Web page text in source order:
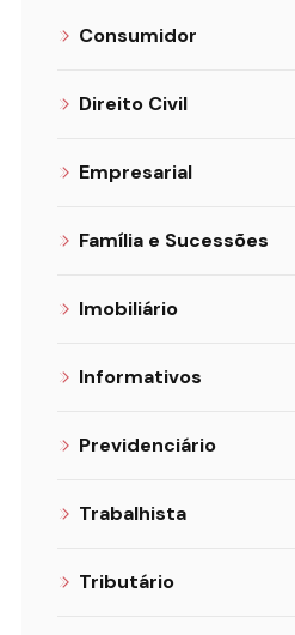
Consumidor
Direito Civil
Empresarial
Família e Sucessões
Imobiliário
Informativos
Previdenciário
Trabalhista
Tributário